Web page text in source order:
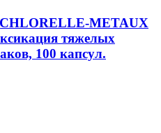
METAUX
тяжелых
100 капсул.